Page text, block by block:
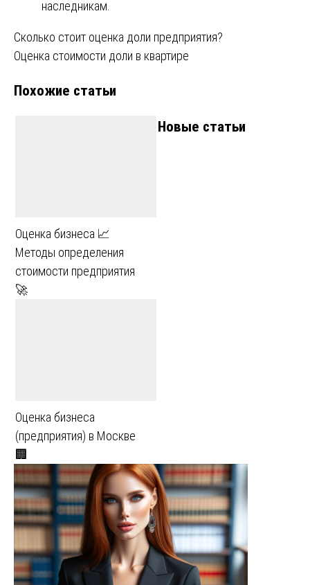
наследникам.
Навигация
по
записям
Сколько стоит оценка доли предприятия?
Оценка стоимости доли в квартире
Похожие статьи
Оценка бизнеса 📈
Методы определения
стоимости предприятия
🚀
Оценка бизнеса
(предприятия) в Москве
🏢
Новые статьи